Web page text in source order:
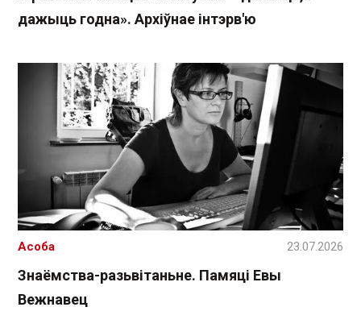
дажыць годна». Архіўнае інтэрв'ю
Знаёмства-разьвітаньне. Памяці Евы
Вежнавец
Асоба 23.07.2026